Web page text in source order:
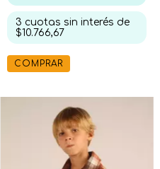
3 cuotas sin interés de
$10.766,67
COMPRAR